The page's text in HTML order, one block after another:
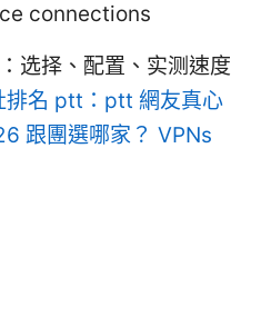
connections
选择、配置、实测速度
排名 ptt：ptt 網友真心
跟團選哪家？ VPNs